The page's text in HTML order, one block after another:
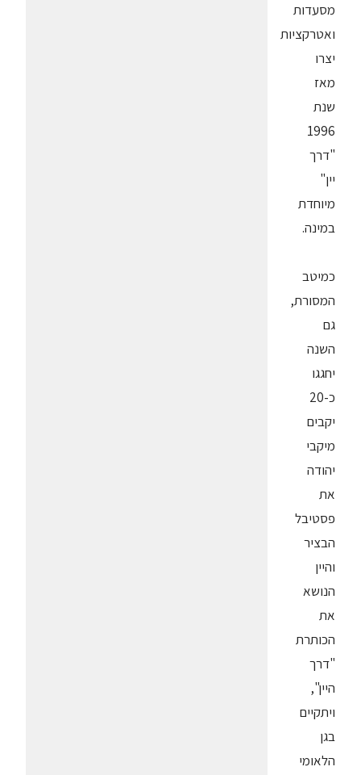
מסעדות
ואטרקציות
יצרו
מאז
שנת
1996
"דרך
יין"
מיוחדת
במינה.
כמיטב
המסורת,
גם
השנה
יחגגו
כ-20
יקבים
מיקבי
יהודה
את
פסטיבל
הבציר
והיין
הנושא
את
הכותרת
"דרך
היין",
ויתקיים
בגן
הלאומי